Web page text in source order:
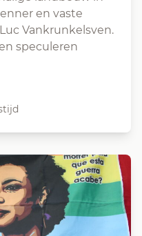
en vaste
Vankrunkelsven.
speculeren